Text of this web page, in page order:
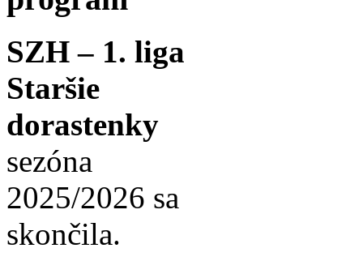
SZH – 1. liga
Staršie
dorastenky
sezóna
2025/2026 sa
skončila.